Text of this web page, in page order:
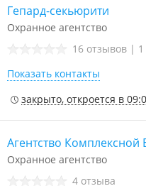
Гепард-секьюрити
Охранное агентство
16 отзывов |
Показать контакты
закрыто, откроется в
Агентство Комплексной
Охранное агентство
4 отзыва